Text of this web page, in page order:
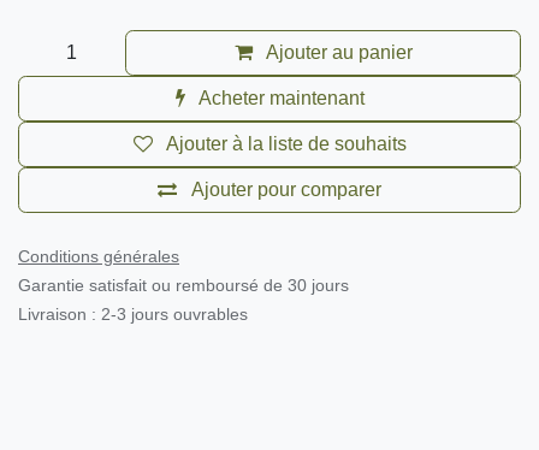
Ajouter au panier
Acheter maintenant
Ajouter pour comparer
Ajouter à la liste de souhaits
Conditions générales
Garantie satisfait ou remboursé de 30 jours
Livraison : 2-3 jours ouvrables